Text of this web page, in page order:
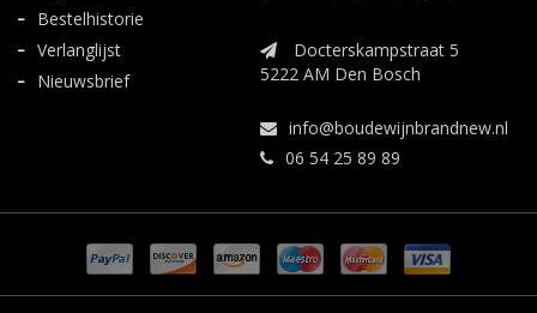
Bestelhistorie
Verlanglijst
Nieuwsbrief
Docterskampstraat 5
5222 AM Den Bosch
info@boudewijnbrandnew.nl
06 54 25 89 89